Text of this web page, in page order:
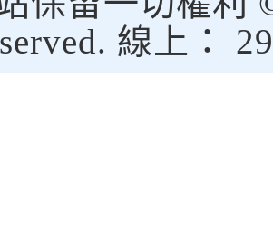
線上： 29